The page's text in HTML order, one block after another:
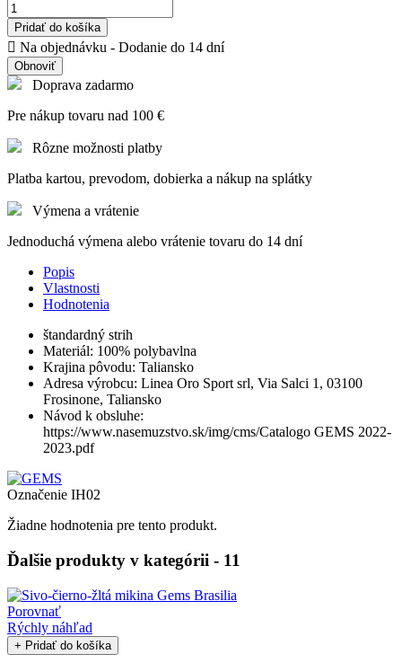
Pridať do košíka
 Na objednávku - Dodanie do 14 dní
Doprava zadarmo
Pre nákup tovaru nad 100 €
Rôzne možnosti platby
Platba kartou, prevodom, dobierka a nákup na splátky
Výmena a vrátenie
Jednoduchá výmena alebo vrátenie tovaru do 14 dní
Popis
Vlastnosti
Hodnotenia
štandardný strih
Materiál: 100% polybavlna
Krajina pôvodu: Taliansko
Adresa výrobcu: Linea Oro Sport srl, Via Salci 1, 03100
Frosinone, Taliansko
Návod k obsluhe:
https://www.nasemuzstvo.sk/img/cms/Catalogo GEMS 2022-
2023.pdf
Označenie IH02
Žiadne hodnotenia pre tento produkt.
Ďalšie produkty v kategórii - 11
Porovnať
Rýchly náhľad
+ Pridať do košíka